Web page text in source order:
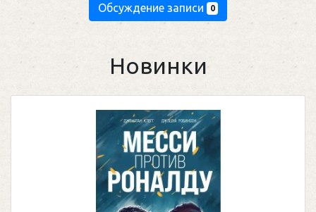
Обсуждение записи 0
Новинки